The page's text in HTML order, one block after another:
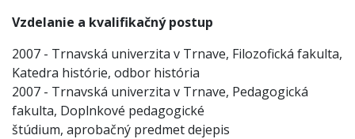
Vzdelanie a kvalifikačný postup
2007 - Trnavská univerzita v Trnave, Filozofická fakulta,
Katedra histórie, odbor história
2007 - Trnavská univerzita v Trnave, Pedagogická
fakulta, Doplnkové pedagogické
štúdium, aprobačný predmet dejepis